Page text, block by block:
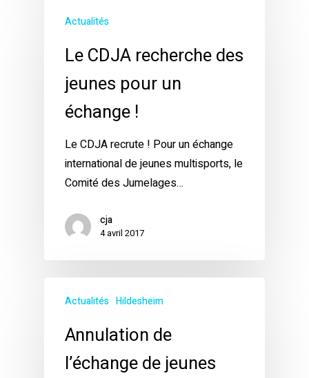
Actualités
Le CDJA recherche des
jeunes pour un
échange !
Le CDJA recrute ! Pour un échange
international de jeunes multisports, le
Comité des Jumelages…
cja
4 avril 2017
Actualités Hildesheim
Annulation de
l’échange de jeunes